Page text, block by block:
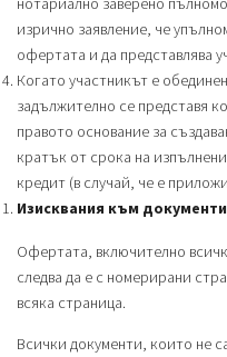
изрично заявление, че
офертата и да представлява
Когато участникът е
задължително се представя
правото основание за
кратък от срока на
кредит (в случай, че е
Изисквания към
Офертата, включително
следва да е с номерирани
всяка страница.
Всички документи, които не